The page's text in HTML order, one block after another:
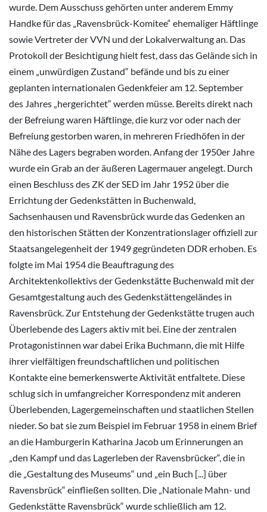
wurde. Dem Ausschuss gehörten unter anderem Emmy
Handke für das „Ravensbrück-Komitee“ ehemaliger Häftlinge
sowie Vertreter der VVN und der Lokalverwaltung an. Das
Protokoll der Besichtigung hielt fest, dass das Gelände sich in
einem „unwürdigen Zustand“ befände und bis zu einer
geplanten internationalen Gedenkfeier am 12. September
des Jahres „hergerichtet“ werden müsse. Bereits direkt nach
der Befreiung waren Häftlinge, die kurz vor oder nach der
Befreiung gestorben waren, in mehreren Friedhöfen in der
Nähe des Lagers begraben worden. Anfang der 1950er Jahre
wurde ein Grab an der äußeren Lagermauer angelegt. Durch
einen Beschluss des ZK der SED im Jahr 1952 über die
Errichtung der Gedenkstätten in Buchenwald,
Sachsenhausen und Ravensbrück wurde das Gedenken an
den historischen Stätten der Konzentrationslager offiziell zur
Staatsangelegenheit der 1949 gegründeten DDR erhoben. Es
folgte im Mai 1954 die Beauftragung des
Architektenkollektivs der Gedenkstätte Buchenwald mit der
Gesamtgestaltung auch des Gedenkstättengeländes in
Ravensbrück. Zur Entstehung der Gedenkstätte trugen auch
Überlebende des Lagers aktiv mit bei. Eine der zentralen
Protagonistinnen war dabei Erika Buchmann, die mit Hilfe
ihrer vielfältigen freundschaftlichen und politischen
Kontakte eine bemerkenswerte Aktivität entfaltete. Diese
schlug sich in umfangreicher Korrespondenz mit anderen
Überlebenden, Lagergemeinschaften und staatlichen Stellen
nieder. So bat sie zum Beispiel im Februar 1958 in einem Brief
an die Hamburgerin Katharina Jacob um Erinnerungen an
„den Kampf und das Lagerleben der Ravensbrücker“, die in
die „Gestaltung des Museums“ und „ein Buch [...] über
Ravensbrück“ einfließen sollten. Die „Nationale Mahn- und
Gedenkstätte Ravensbrück“ wurde schließlich am 12.